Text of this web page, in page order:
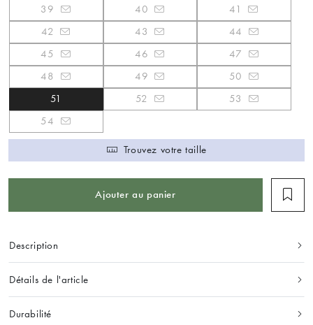
39 40
41
42
43
44
45
46
47
48
49
50
51
52
53
54
Trouvez votre taille
Ajouter au panier
Description
Détails de l'article
Durabilité